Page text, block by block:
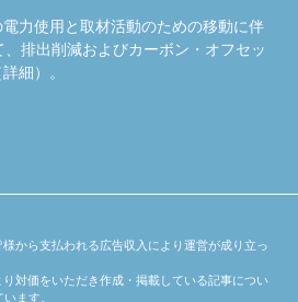
力使用と取材活動のための移動に伴
排出削減およびカーボン・オフセッ
詳細）。
様から支払われる広告収入により運営が成り立っ
り対価をいただき作成・掲載している記事につい
ます。